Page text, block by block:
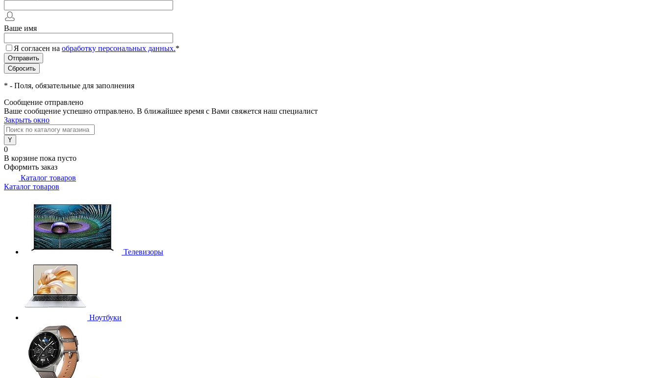
Ваше имя
Я согласен на обработку персональных данных.*
* - Поля, обязательные для заполнения
Сообщение отправлено
Ваше сообщение успешно отправлено. В ближайшее время с Вами свяжется наш специалист
Закрыть окно
0
В корзине пока пусто
Оформить заказ
Каталог товаров
Каталог товаров
Телевизоры
Ноутбуки